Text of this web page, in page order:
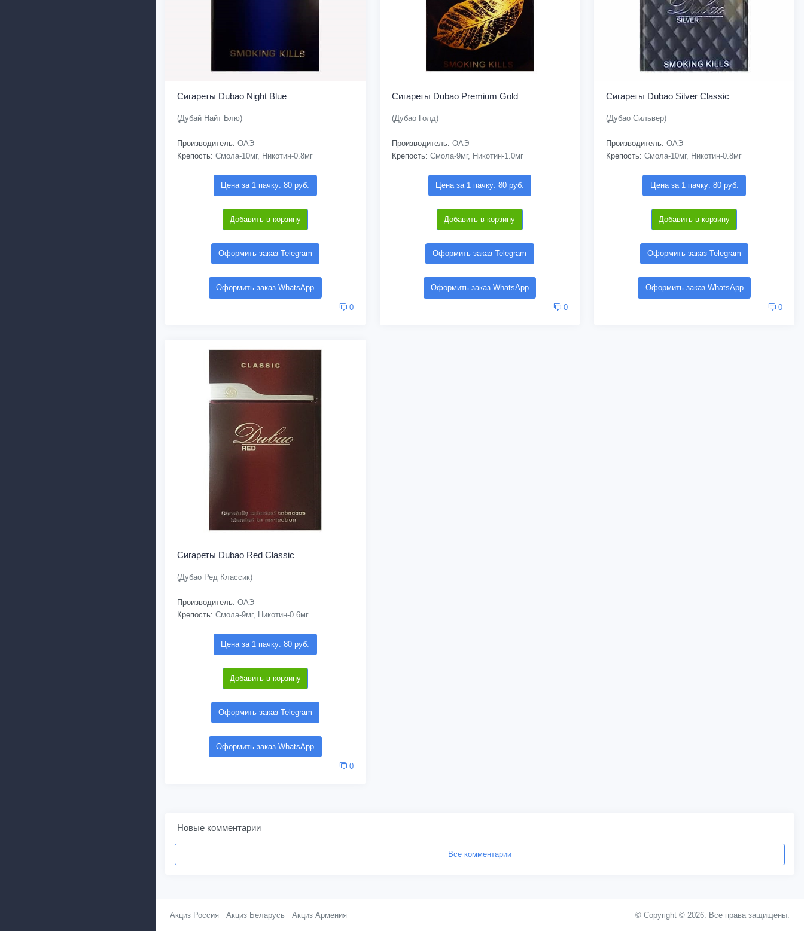
Сигареты Dubao Night Blue
(Дубай Найт Блю)
Производитель: ОАЭ
Крепость: Смола-10мг, Никотин-0.8мг
Цена за 1 пачку: 80 руб.
Добавить в корзину
Оформить заказ Telegram
Оформить заказ WhatsApp
0
Сигареты Dubao Premium Gold
(Дубао Голд)
Производитель: ОАЭ
Крепость: Смола-9мг, Никотин-1.0мг
Цена за 1 пачку: 80 руб.
Добавить в корзину
Оформить заказ Telegram
Оформить заказ WhatsApp
0
Сигареты Dubao Silver Classic
(Дубао Сильвер)
Производитель: ОАЭ
Крепость: Смола-10мг, Никотин-0.8мг
Цена за 1 пачку: 80 руб.
Добавить в корзину
Оформить заказ Telegram
Оформить заказ WhatsApp
0
Сигареты Dubao Red Classic
(Дубао Ред Классик)
Производитель: ОАЭ
Крепость: Смола-9мг, Никотин-0.6мг
Цена за 1 пачку: 80 руб.
Добавить в корзину
Оформить заказ Telegram
Оформить заказ WhatsApp
0
Новые комментарии
Все комментарии
Акциз Россия Акциз Беларусь Акциз Армения © Copyright © 2026. Все права защищены.